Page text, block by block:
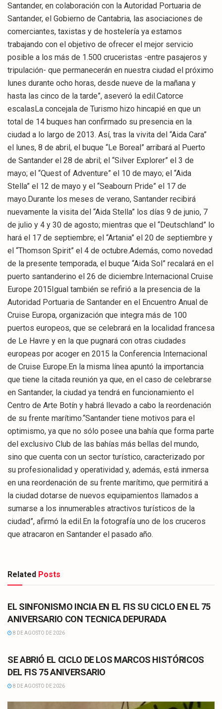
Santander, en colaboración con la Autoridad Portuaria de
Santander, el Gobierno de Cantabria, las asociaciones de
comerciantes, taxistas y de hostelería ya estamos
trabajando con el objetivo de ofrecer el mejor servicio
posible a los más de 1.500 cruceristas -entre pasajeros y
tripulación- que permanecerán en nuestra ciudad el próximo
lunes durante ocho horas, desde nueve de la mañana y
hasta las cinco de la tarde”, aseveró la edil.Catorce
escalasLa concejala de Turismo hizo hincapié en que un
total de 14 buques han confirmado su presencia en la
ciudad a lo largo de 2013. Así, tras la vivita del “Aida Cara”
el lunes, 8 de abril, el buque “Le Boreal” arribará al Puerto
de Santander el 28 de abril; el “Silver Explorer” el 3 de
mayo; el “Quest of Adventure” el 10 de mayo; el “Aida
Stella” el 12 de mayo y el “Seabourn Pride” el 17 de
mayo.Durante los meses de verano, Santander recibirá
nuevamente la visita del “Aida Stella” los días 9 de junio, 7
de julio y 4 y 30 de agosto; mientras que el “Deutschland” lo
hará el 17 de septiembre; el “Artania” el 20 de septiembre y
el “Thomson Spirit” el 4 de octubre.Además, como novedad
de la presente temporada, el buque “Aida Sol” recalará en el
puerto santanderino el 26 de diciembre.Internacional Cruise
Europe 2015Igual también se refirió a la presencia de la
Autoridad Portuaria de Santander en el Encuentro Anual de
Cruise Europa, organización que integra más de 100
puertos europeos, que se celebrará en la localidad francesa
de Le Havre y en la que pugnará con otras ciudades
europeas por acoger en 2015 la Conferencia Internacional
de Cruise Europe.En la misma línea apuntó la importancia
que tiene la citada reunión ya que, en el caso de celebrarse
en Santander, la ciudad ya tendrá en funcionamiento el
Centro de Arte Botín y habrá llevado a cabo la reordenación
de su frente marítimo.“Santander tiene motivos para el
optimismo, ya que no sólo posee una bahía que forma parte
del exclusivo Club de las bahías más bellas del mundo,
sino que cuenta con un sector turístico, caracterizado por
su profesionalidad y operatividad y, además, está inmersa
en una reordenación de su frente marítimo, que permitirá a
la ciudad dotarse de nuevos equipamientos llamados a
sumarse a los innumerables atractivos turísticos de la
ciudad”, afirmó la edil.En la fotografía uno de los cruceros
que atracaron en Santander el pasado año.
Related Posts
CULTURA
EL SINFONISMO INCIA EN EL FIS SU CICLO EN EL 75
ANIVERSARIO CON TECNICA DEPURADA
8 DE AGOSTO DE 2026
SE ABRIÓ EL CICLO DE LOS MARCOS HISTÓRICOS
DEL FIS 75 ANIVERSARIO
8 DE AGOSTO DE 2026